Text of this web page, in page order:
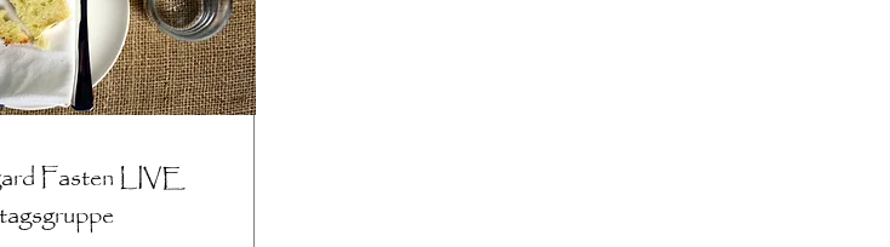
Fasten LIVE